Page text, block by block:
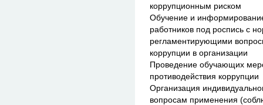
коррупционным риском
Обучение и
работников под роспись с
регламентирующими
коррупции в организации
Проведение обучающих
противодействия коррупции
Организация
вопросам применения